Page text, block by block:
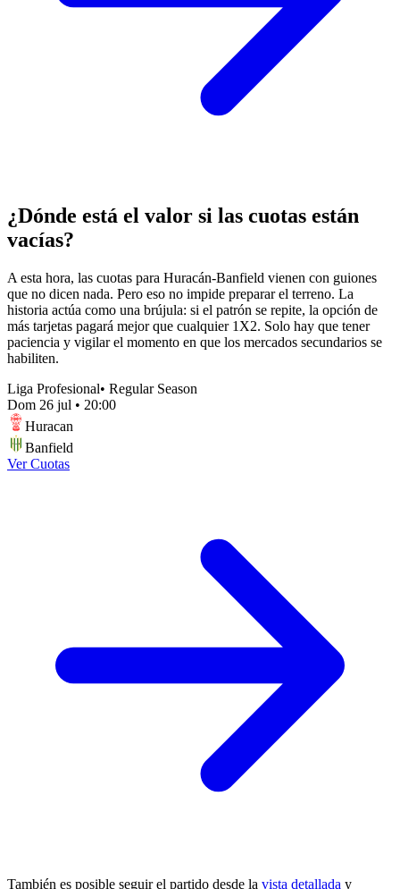
¿Dónde está el valor si las cuotas están
vacías?
A esta hora, las cuotas para Huracán-Banfield vienen con guiones
que no dicen nada. Pero eso no impide preparar el terreno. La
historia actúa como una brújula: si el patrón se repite, la opción de
más tarjetas pagará mejor que cualquier 1X2. Solo hay que tener
paciencia y vigilar el momento en que los mercados secundarios se
habiliten.
Liga Profesional• Regular Season
Dom 26 jul • 20:00
Huracan
Banfield
Ver Cuotas
También es posible seguir el partido desde la vista detallada y